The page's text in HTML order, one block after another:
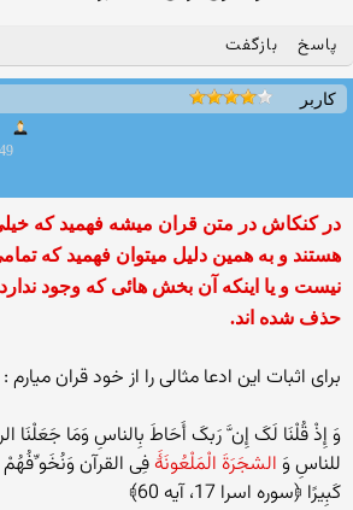
پاسخ بازگفت
کاربر
در کنکاش در متن قران میشه فهمید که
هستند و به همین دلیل میتوان فهمید که
نیست و يا اينكه آن بخش هائى كه وجود
حذف شده اند.
برای اثبات این ادعا مثالی را از خود قران میارم :
وَ إِذْ قُلْنَا لَکَ إِن َّ رَبکَ أَحَاطَ بِالناسِ وَمَا جَعَلْنَا الر
للناسِ وَ الشجَرَةَ الْمَلْعُونَۀَفِی القرآن وَنُخَو ِّفُهُمْ
کَبِیرًا ﴿سوره اسرا 17، آیه 60﴾